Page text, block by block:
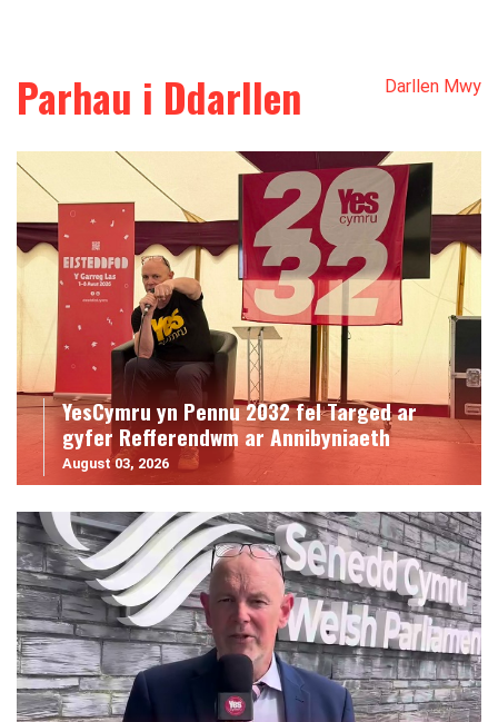
Parhau i Ddarllen Darllen Mwy
YesCymru yn Pennu 2032 fel Targed ar
gyfer Refferendwm ar Annibyniaeth
August 03, 2026